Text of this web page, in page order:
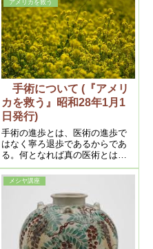
議に思うであろうが、手術とは
言う迄もなく、病に冒された機
能を除去する手段であって、病
其ものを除去する手段ではな
い。
アメリカを救う
手術について (『アメリ
カを救う』昭和28年1月1
日発行)
手術の進歩とは、医術の進歩で
はなく寧ろ退歩であるからであ
る。何となれば真の医術とは、
病に冒されている臓器その物を
除去するのではなく、臓器はそ
の儘にしておいて、病だけを除
去するのが本当であるからであ
る。しかもその為肉を切り、出
血をさせ、非常な苦痛を与える
のみか、内部的不具者にするの
であるから
メシヤ講座